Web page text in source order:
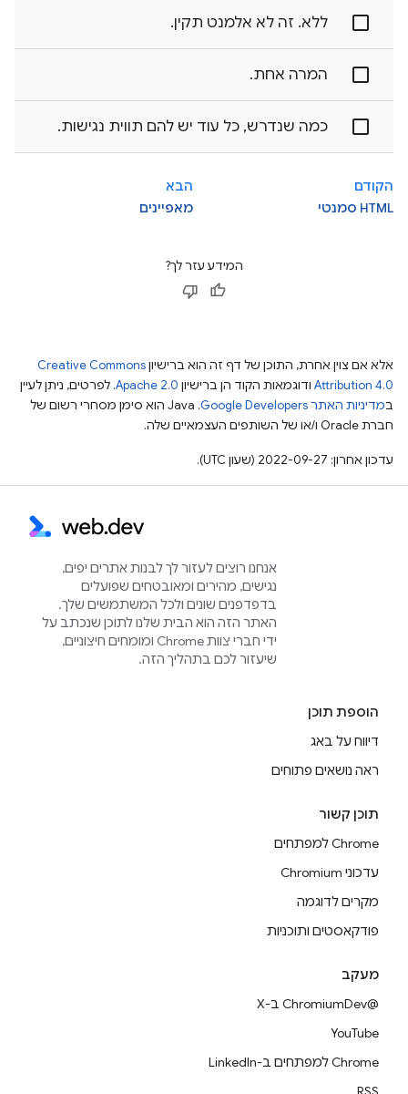
ללא. זה לא אלמנט תקין.
המרה אחת.
כמה שנדרש, כל עוד יש להם תווית נגישות.
הקודם
HTML סמנטי
הבא
מאפיינים
המידע עזר לך?
אלא אם צוין אחרת, התוכן של דף זה הוא ברישיוןCreative Commons
Attribution 4.0 ודוגמאות הקוד הן ברישיון Apache 2.0. לפרטים, ניתן לעיין
במדיניות האתר Google Developers‏
.‏ Java הוא סימן מסחרי רשום של
חברת Oracle ו/או של השותפים העצמאיים שלה.
עדכון אחרון: 2022-09-27 (שעון UTC).
אנחנו רוצים לעזור לך לבנות אתרים יפים,
נגישים, מהירים ומאובטחים שפועלים
בדפדפנים שונים ולכל המשתמשים שלך.
האתר הזה הוא הבית שלנו לתוכן שנכתב על
ידי חברי צוות Chrome ומומחים חיצוניים,
שיעזור לכם בתהליך הזה.
הוספת תוכן
דיווח על באג
ראה נושאים פתוחים
תוכן קשור
Chrome למפתחים
עדכוני Chromium
מקרים לדוגמה
פודקאסטים ותוכניות
מעקב
@ChromiumDev ב-X
YouTube
Chrome למפתחים ב-LinkedIn